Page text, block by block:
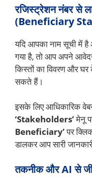
रजिस्ट्रेशन नंबर से
(Beneficiary
यदि आपका नाम सूची में
गया है, तो आप अपने
किस्तों का विवरण और घर
सकते हैं।
इसके लिए आधिकारिक
‘Stakeholders’मेनू
Beneficiary’पर
डालकर आप सारी
तकनीक और AI से